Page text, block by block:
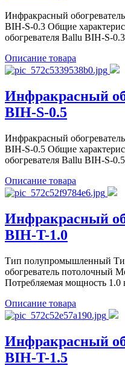
Инфракрасный
BIH-S-0.3 Общие
обогревателя Ballu BIH-S-
Описание товара
Инфракрасный
BIH-S-0.5
Инфракрасный
BIH-S-0.5 Общие
обогревателя Ballu BIH-S-
Описание товара
Инфракрасный
BIH-T-1.0
Тип полупромышленный
обогреватель потолочный
Потребляемая мощность
Описание товара
Инфракрасный
BIH-T-1.5